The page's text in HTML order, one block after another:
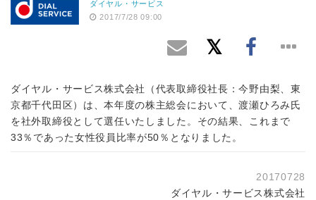
ダイヤル・サービス
2017/7/28 09:00
ダイヤル・サービス株式会社（代表取締役社長：今野由梨、東
京都千代田区）は、本年度の株主総会において、渡瀬ひろみ氏
を社外取締役として選任いたしました。その結果、これまで
33％であった女性役員比率が50％となりました。
20170728
ダイヤル・サービス株式会社